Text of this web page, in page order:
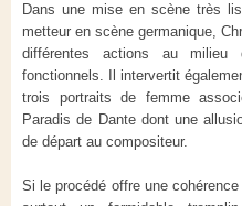
Dans une mise en scène très
metteur en scène germanique,
différentes actions au milieu
fonctionnels. Il intervertit
trois portraits de femme
Paradis de Dante dont une
de départ au compositeur.
Si le procédé offre une